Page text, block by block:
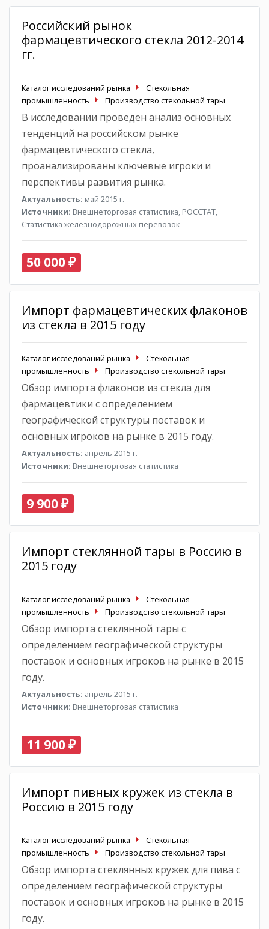
Российский рынок
фармацевтического стекла 2012-2014
гг.
Каталог исследований рынка
Стекольная
промышленность
Производство стекольной тары
В исследовании проведен анализ основных
тенденций на российском рынке
фармацевтического стекла,
проанализированы ключевые игроки и
перспективы развития рынка.
Актуальность: май 2015 г.
Источники: Внешнеторговая статистика, РОССТАТ,
Статистика железнодорожных перевозок
50 000 ₽
Импорт фармацевтических флаконов
из стекла в 2015 году
Каталог исследований рынка
Стекольная
промышленность
Производство стекольной тары
Обзор импорта флаконов из стекла для
фармацевтики с определением
географической структуры поставок и
основных игроков на рынке в 2015 году.
Актуальность: апрель 2015 г.
Источники: Внешнеторговая статистика
9 900 ₽
Импорт стеклянной тары в Россию в
2015 году
Каталог исследований рынка
Стекольная
промышленность
Производство стекольной тары
Обзор импорта стеклянной тары с
определением географической структуры
поставок и основных игроков на рынке в 2015
году.
Актуальность: апрель 2015 г.
Источники: Внешнеторговая статистика
11 900 ₽
Импорт пивных кружек из стекла в
Россию в 2015 году
Каталог исследований рынка
Стекольная
промышленность
Производство стекольной тары
Обзор импорта стеклянных кружек для пива с
определением географической структуры
поставок и основных игроков на рынке в 2015
году.